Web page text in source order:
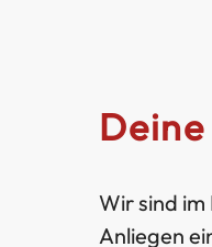
Wir sind im
Anliegen